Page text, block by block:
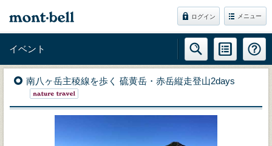
ログイン メニュー
イベント
南八ヶ岳主稜線を歩く 硫黄岳・赤岳縦走登山2days